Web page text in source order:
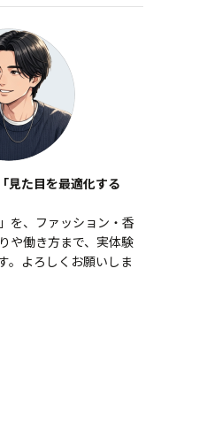
見た目を最適化する
を、ファッション・香
や働き方まで、実体験
。よろしくお願いしま